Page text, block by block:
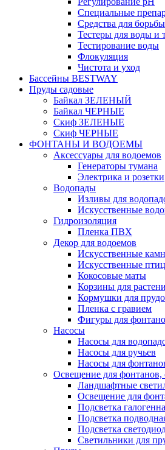
Специальные
Средства для
Тестеры для воды и
Тестирование воды
Флокуляция
Чистота и уход
Бассейны BESTWAY
Пруды садовые
Байкал ЗЕЛЕНЫЙ
Байкал ЧЕРНЫЕ
Скиф ЗЕЛЕНЫЕ
Скиф ЧЕРНЫЕ
ФОНТАНЫ И ВОДОЕМЫ
Аксессуары для водоемов
Генераторы тумана
Электрика и розетки
Водопады
Изливы для
Искусственные
Гидроизоляция
Пленка ПВХ
Декор для водоемов
Искусственные
Искусственные
Кокосовые маты
Корзины для
Кормушки для
Пленка с гравием
Фигуры для
Насосы
Насосы для
Насосы для ручьев
Насосы для
Освещение для фонтанов,
Ландшафтные
Освещение для
Подсветка
Подсветка
Подсветка
Светильники для